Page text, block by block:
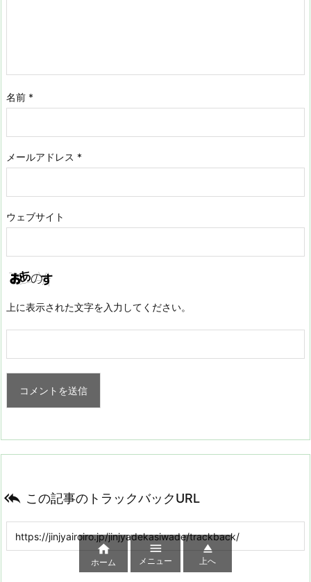
名前 *
メールアドレス *
ウェブサイト
上に表示された文字を入力してください。
 この記事のトラックバックURL

ホーム

メニュー

上へ